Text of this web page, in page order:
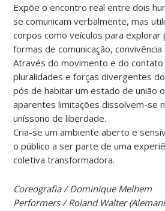
Expõe o encontro real entre dois
se comunicam verbalmente, mas
corpos como veículos para explorar
formas de comunicação, convivência
Através do movimento e do
pluralidades e forças divergentes
pós de habitar um estado de união
aparentes limitações dissolvem-se
uníssono de liberdade.
Cria-se um ambiente aberto e
o público a ser parte de uma
coletiva transformadora.
Coreografia / Dominique Melhem
Performers / Roland Walter